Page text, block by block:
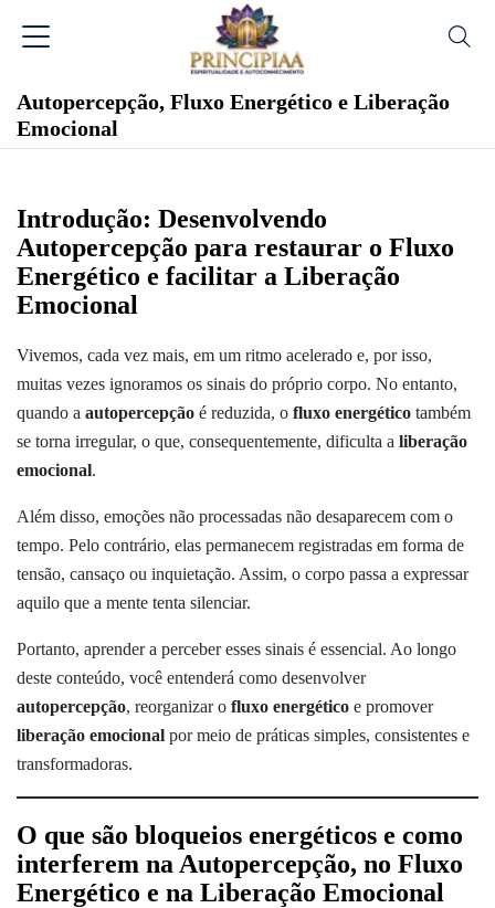
Autopercepção, Fluxo Energético e Liberação
Emocional
Introdução: Desenvolvendo
Autopercepção para restaurar o Fluxo
Energético e facilitar a Liberação
Emocional
Vivemos, cada vez mais, em um ritmo acelerado e, por isso,
muitas vezes ignoramos os sinais do próprio corpo. No entanto,
quando a autopercepção é reduzida, o fluxo energético também
se torna irregular, o que, consequentemente, dificulta a liberação
emocional.
Além disso, emoções não processadas não desaparecem com o
tempo. Pelo contrário, elas permanecem registradas em forma de
tensão, cansaço ou inquietação. Assim, o corpo passa a expressar
aquilo que a mente tenta silenciar.
Portanto, aprender a perceber esses sinais é essencial. Ao longo
deste conteúdo, você entenderá como desenvolver
autopercepção, reorganizar o fluxo energético e promover
liberação emocional por meio de práticas simples, consistentes e
transformadoras.
O que são bloqueios energéticos e como
interferem na Autopercepção, no Fluxo
Energético e na Liberação Emocional